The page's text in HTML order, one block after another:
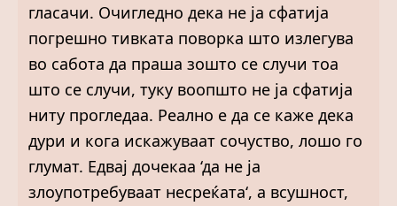
гласачи. Очигледно дека не ја сфатија
погрешно тивката поворка што излегува
во сабота да праша зошто се случи тоа
што се случи, туку воопшто не ја сфатија
ниту прогледаа. Реално е да се каже дека
дури и кога искажуваат сочуство, лошо го
глумат. Едвај дочекаа ‘да не ја
злоупотребуваат несреќата‘, а всушност,